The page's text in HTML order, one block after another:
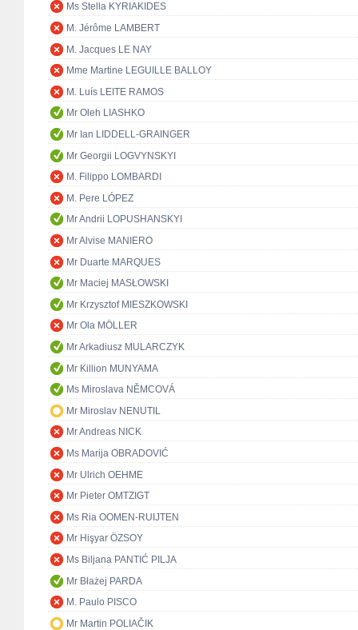
Ms Stella KYRIAKIDES
M. Jérôme LAMBERT
M. Jacques LE NAY
Mme Martine LEGUILLE BALLOY
M. Luís LEITE RAMOS
Mr Oleh LIASHKO
Mr Ian LIDDELL-GRAINGER
Mr Georgii LOGVYNSKYI
M. Filippo LOMBARDI
M. Pere LÓPEZ
Mr Andrii LOPUSHANSKYI
Mr Alvise MANIERO
Mr Duarte MARQUES
Mr Maciej MASŁOWSKI
Mr Krzysztof MIESZKOWSKI
Mr Ola MÖLLER
Mr Arkadiusz MULARCZYK
Mr Killion MUNYAMA
Ms Miroslava NĚMCOVÁ
Mr Miroslav NENUTIL
Mr Andreas NICK
Ms Marija OBRADOVIĆ
Mr Ulrich OEHME
Mr Pieter OMTZIGT
Ms Ria OOMEN-RUIJTEN
Mr Hişyar ÖZSOY
Ms Biljana PANTIĆ PILJA
Mr Błażej PARDA
M. Paulo PISCO
Mr Martin POLIAČIK